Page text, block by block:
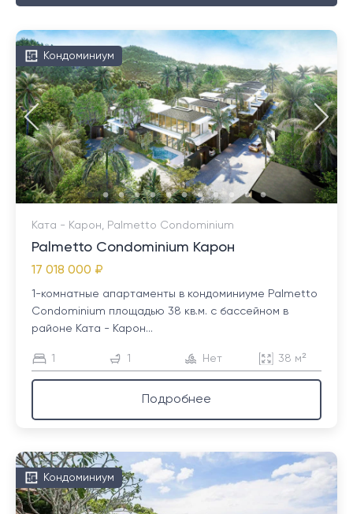
Кондоминиум
Ката - Карон, Palmetto Condominium
Palmetto Condominium Карон
17 018 000 ₽
1-комнатные апартаменты в кондоминиуме Palmetto
Condominium площадью 38 кв.м. с бассейном в
районе Ката - Карон...
1 1 Нет 38 м²
Подробнее
Кондоминиум